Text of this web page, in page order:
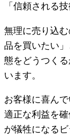
「信頼される
無理に売り込
品を買いたい
態をどうつく
います。
お客様に喜ん
適正な利益を
が犠牲になる